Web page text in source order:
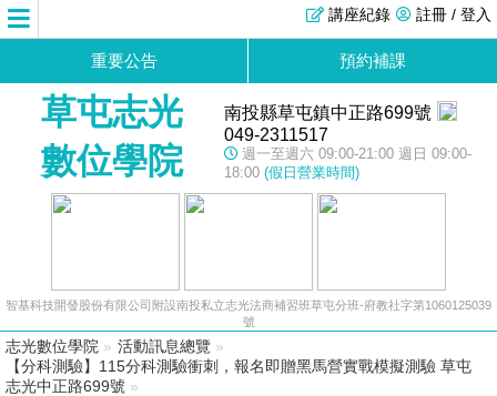
註冊 / 登入
講座紀錄
重要公告 預約補課
草屯志光
數位學院
南投縣草屯鎮中正路699號
049-2311517
週一至週六 09:00-21:00 週日 09:00-
18:00 (假日營業時間)
智基科技開發股份有限公司附設南投私立志光法商補習班草屯分班-府教社字第1060125039
號
志光數位學院 » 活動訊息總覽 »
【分科測驗】115分科測驗衝刺，報名即贈黑馬營實戰模擬測驗 草屯
志光中正路699號 »